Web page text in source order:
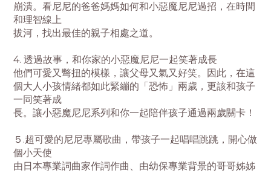
崩潰。看尼尼的爸爸媽媽如何和小惡魔尼尼過招，在時間
和理智線上
拔河，找出最佳的親子相處之道。
4. 透過故事，和你家的小惡魔尼尼一起笑著成長
他們可愛又彆扭的模樣，讓父母又氣又好笑。因此，在這
個大人小孩情緒都如此緊繃的「恐怖」兩歲，更該和孩子
一同笑著成
長。讓小惡魔尼尼系列和你一起陪伴孩子通過兩歲關卡！
５.超可愛的尼尼專屬歌曲，帶孩子一起唱唱跳跳，開心做
個小天使
由日本專業詞曲家作詞作曲、由幼保專業背景的哥哥姊姊